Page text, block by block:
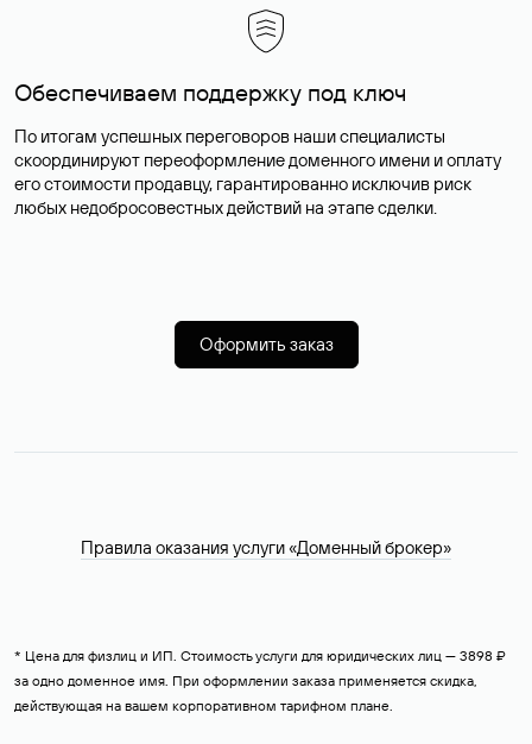
Обеспечиваем поддержку под ключ
По итогам успешных переговоров наши специалисты
скоординируют переоформление доменного имени и оплату
его стоимости продавцу, гарантированно исключив риск
любых недобросовестных действий на этапе сделки.
Оформить заказ
Правила оказания услуги «Доменный брокер»
* Цена для физлиц и ИП. Стоимость услуги для юридических лиц — 3898 ₽
за одно доменное имя. При оформлении заказа применяется скидка,
действующая на вашем корпоративном тарифном плане.